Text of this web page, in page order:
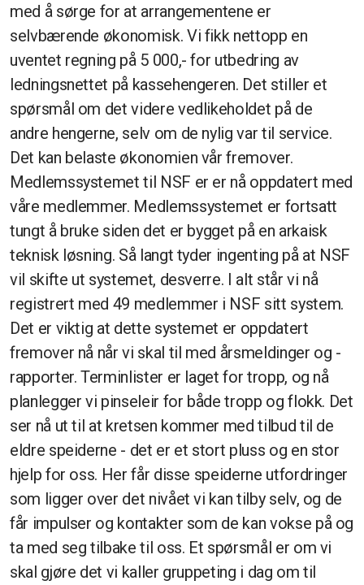
med å sørge for at arrangementene er
selvbærende økonomisk. Vi fikk nettopp en
uventet regning på 5 000,- for utbedring av
ledningsnettet på kassehengeren. Det stiller et
spørsmål om det videre vedlikeholdet på de
andre hengerne, selv om de nylig var til service.
Det kan belaste økonomien vår fremover.
Medlemssystemet til NSF er er nå oppdatert med
våre medlemmer. Medlemssystemet er fortsatt
tungt å bruke siden det er bygget på en arkaisk
teknisk løsning. Så langt tyder ingenting på at NSF
vil skifte ut systemet, desverre. I alt står vi nå
registrert med 49 medlemmer i NSF sitt system.
Det er viktig at dette systemet er oppdatert
fremover nå når vi skal til med årsmeldinger og -
rapporter. Terminlister er laget for tropp, og nå
planlegger vi pinseleir for både tropp og flokk. Det
ser nå ut til at kretsen kommer med tilbud til de
eldre speiderne - det er et stort pluss og en stor
hjelp for oss. Her får disse speiderne utfordringer
som ligger over det nivået vi kan tilby selv, og de
får impulser og kontakter som de kan vokse på og
ta med seg tilbake til oss. Et spørsmål er om vi
skal gjøre det vi kaller gruppeting i dag om til